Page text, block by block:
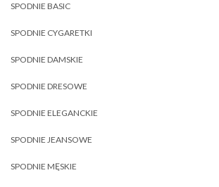
SPODNIE BASIC
SPODNIE CYGARETKI
SPODNIE DAMSKIE
SPODNIE DRESOWE
SPODNIE ELEGANCKIE
SPODNIE JEANSOWE
SPODNIE MĘSKIE